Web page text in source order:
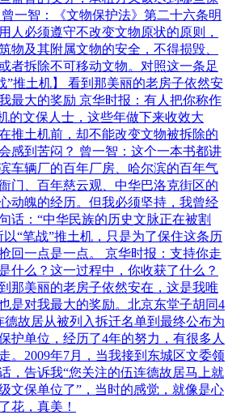
一智：《文物保护法》第二十六条明
人必须遵守不改变文物原状的原则，
物及其附属文物的安全，不得损毁、
者拆除不可移动文物。对照这一条足
”推土机】 看到那美丽的老房子依然安
最大的奖励 京华时报：有人把你称作
的文保人士，这些年做下来收效大
推土机前，却不能改变文物被拆除的
感到苦闷？ 曾一智：这个一本书都讲
车辆厂的百年厂房、哈尔滨的百年气
门、百年慈云观、中华巴洛克街区的
动魄的经历。但我必须坚持，我曾经
话：“中华民族的历史文脉正在被割
以“笔战”推土机，只是为了保住这条历
回一点是一点。 京华时报：支持你走
什么？这一过程中，你收获了什么？
那美丽的老房子依然安在，这是我唯
是对我最大的奖励。北京东堂子胡同4
德故居从被列入拆迁名单到最终公布为
护单位，经历了4年的努力，有很多人
。2009年7月，当我接到东城区文委领
，告诉我“您关注的伍连德故居马上就
文保单位了”，当时的感觉，就像是心
花，真美！